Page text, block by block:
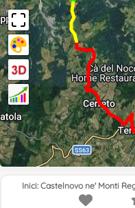
Inici: Castelnovo ne' Monti